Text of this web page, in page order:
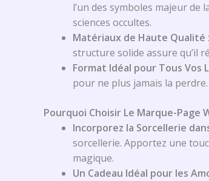
l’un des symboles majeur
sciences occultes.
Matériaux de Haute Qualité
structure solide assure qu’il
Format Idéal pour Tous Vos
pour ne plus jamais la perdre.
Pourquoi Choisir Le Marque-Page
Incorporez la Sorcellerie
sorcellerie. Apportez une
magique.
Un Cadeau Idéal pour les